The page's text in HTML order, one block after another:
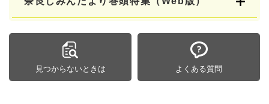
見つからないときは よくある質問